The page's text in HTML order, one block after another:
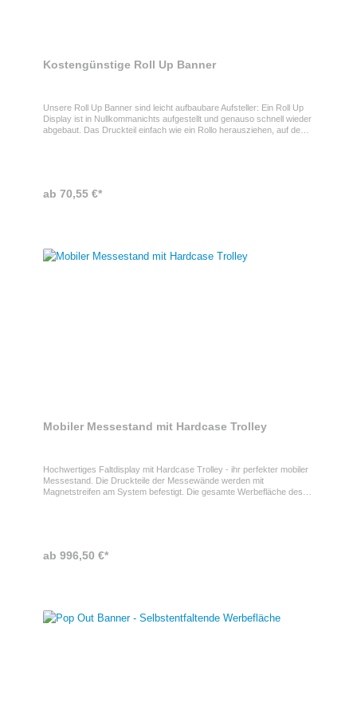
Kostengünstige Roll Up Banner
Unsere Roll Up Banner sind leicht aufbaubare Aufsteller: Ein Roll Up
Display ist in Nullkommanichts aufgestellt und genauso schnell wieder
abgebaut. Das Druckteil einfach wie ein Rollo herausziehen, auf dem
Materialien oder Displayfolie, wir bedrucken Ihnen die Werbebanner
ab 70,55 €*
Mobiler Messestand mit Hardcase Trolley
Hochwertiges Faltdisplay mit Hardcase Trolley - ihr perfekter mobiler
Messestand. Die Druckteile der Messewände werden mit
Magnetstreifen am System befestigt. Die gesamte Werbefläche des
ab 996,50 €*